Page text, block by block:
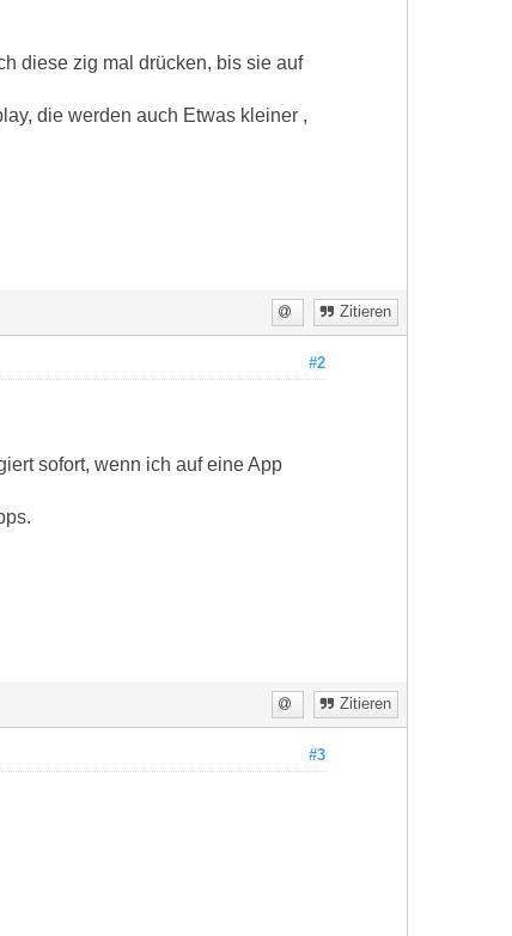
diese zig mal drücken, bis sie auf
die werden auch Etwas kleiner ,
Zitieren
#2
sofort, wenn ich auf eine App
Zitieren
#3